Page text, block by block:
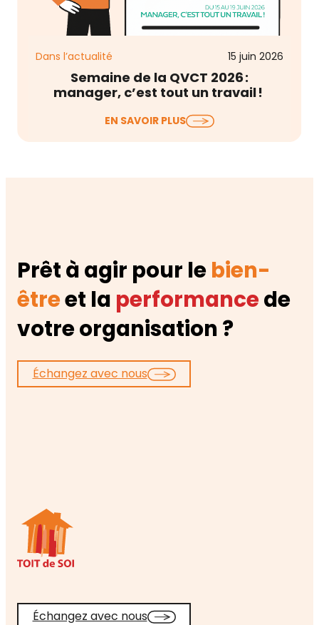
Dans l’actualité 15 juin 2026
Semaine de la QVCT 2026 :
manager, c’est tout un travail !
La Semaine pour la Qualité de Vie et des
Conditions de Travail (QVCT) débute
aujourd’hui…
EN SAVOIR PLUS
Prêt à agir pour lebien-
êtreet la performancede
votre organisation ?
Échangez avec nous
Échangez avec nous